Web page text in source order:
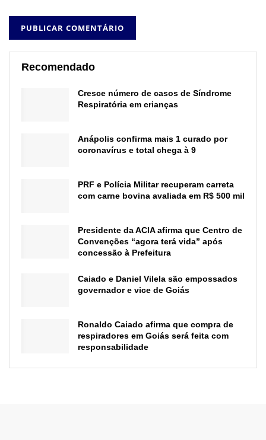
Recomendado
Cresce número de casos de Síndrome
Respiratória em crianças
Anápolis confirma mais 1 curado por
coronavírus e total chega à 9
PRF e Polícia Militar recuperam carreta
com carne bovina avaliada em R$ 500 mil
Presidente da ACIA afirma que Centro de
Convenções “agora terá vida” após
concessão à Prefeitura
Caiado e Daniel Vilela são empossados
governador e vice de Goiás
Ronaldo Caiado afirma que compra de
respiradores em Goiás será feita com
responsabilidade